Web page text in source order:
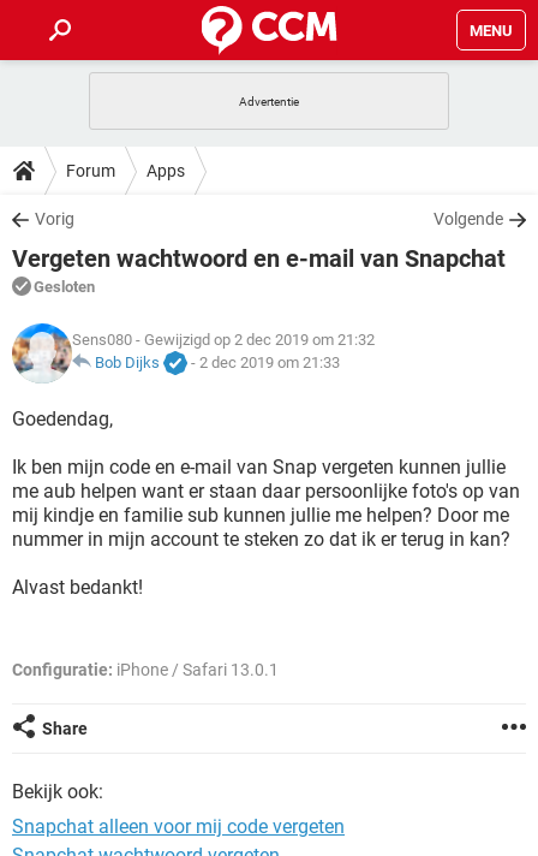
MENU
INSTAGRAM
NETFLIX
GRATIS SNAPCHAT
TIKTOK
HOW-TO
VIDEOBELLEN
NETFLIX
GRATIS
TIKTOK
DOWNLOADS
VIDEOBELLEN GAMES
INSTAGRAM
NETFLIX CORONAVIRUS
GRATIS
TIKTOK
FORUM
VIDEOBELLEN
INSTAGRAM WINDOWS 10
TIKTOK
ARTIKELEN
VIDEOBELLEN
INSTAGRAM
NETFLIX CORONAVIRUS
GRATIS SNAPCHAT
TIKTOK
Forum Apps
Vorig Volgende
Vergeten wachtwoord en e-mail van Snapchat
Gesloten
Sens080 - Gewijzigd op 2 dec 2019 om 21:32
Bob Dijks
- 2 dec 2019 om 21:33
Goedendag,
Ik ben mijn code en e-mail van Snap vergeten kunnen jullie
me aub helpen want er staan daar persoonlijke foto's op van
mij kindje en familie sub kunnen jullie me helpen? Door me
nummer in mijn account te steken zo dat ik er terug in kan?
Alvast bedankt!
Configuratie: iPhone / Safari 13.0.1
Share
Bekijk ook:
Snapchat alleen voor mij code vergeten